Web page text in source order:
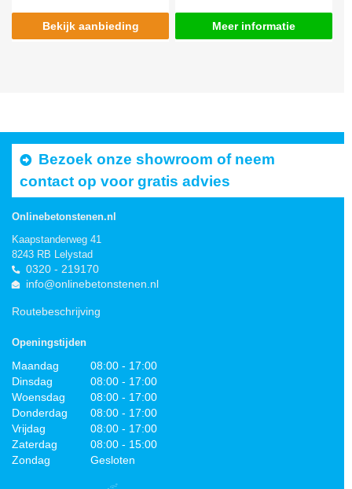
Bekijk aanbieding Meer informatie
Bezoek onze showroom of neem
contact op voor gratis advies
Onlinebetonstenen.nl
Kaapstanderweg 41
8243 RB Lelystad
0320 - 219170
info@onlinebetonstenen.nl
Routebeschrijving
Openingstijden
Maandag
08:00 - 17:00
Dinsdag
08:00 - 17:00
Woensdag
08:00 - 17:00
Donderdag
08:00 - 17:00
Vrijdag
08:00 - 17:00
Zaterdag
08:00 - 15:00
Zondag
Gesloten